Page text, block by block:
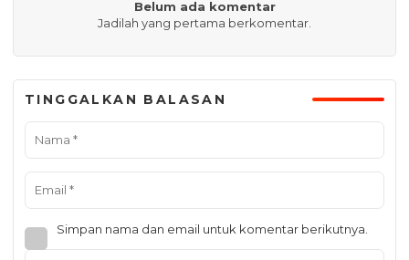
Belum ada komentar
Jadilah yang pertama berkomentar.
TINGGALKAN BALASAN
Simpan nama dan email untuk komentar berikutnya.